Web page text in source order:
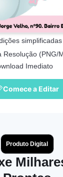
simplificadas
Resolução (PNG/
Imediato
Comece a Editar
Produto Digital